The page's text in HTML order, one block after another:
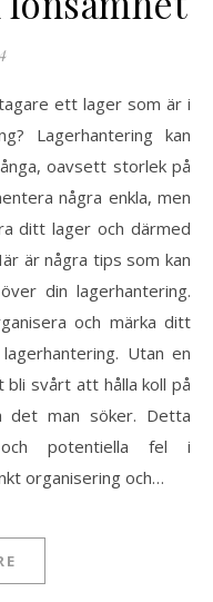
ett lager som är i
Lagerhantering kan
oavsett storlek på
några enkla, men
ditt lager och därmed
är några tips som kan
din lagerhantering.
och märka ditt
Utan en
svårt att hålla koll på
det man söker. Detta
potentiella fel i
organisering och…